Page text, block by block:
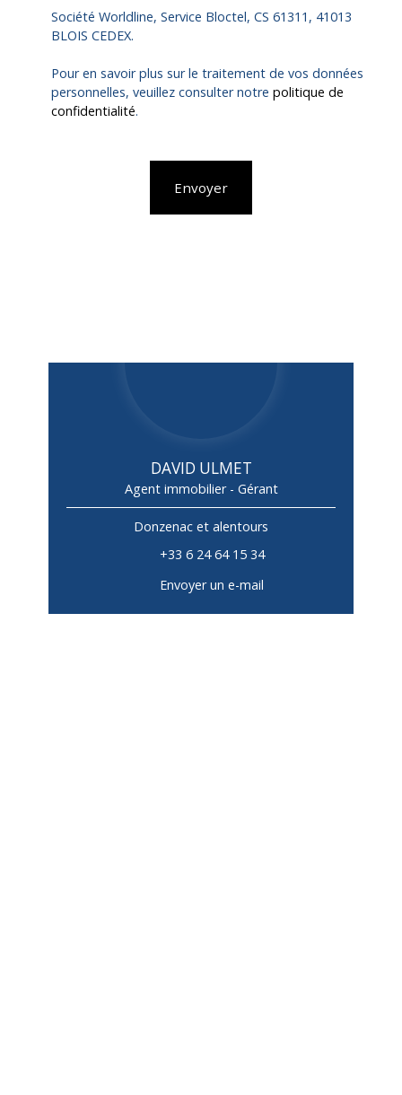
Société Worldline, Service Bloctel, CS 61311, 41013
BLOIS CEDEX.
Pour en savoir plus sur le traitement de vos données
personnelles, veuillez consulter notre politique de
confidentialité.
Envoyer
DAVID ULMET
Agent immobilier - Gérant
Donzenac et alentours
+33 6 24 64 15 34
Envoyer un e-mail